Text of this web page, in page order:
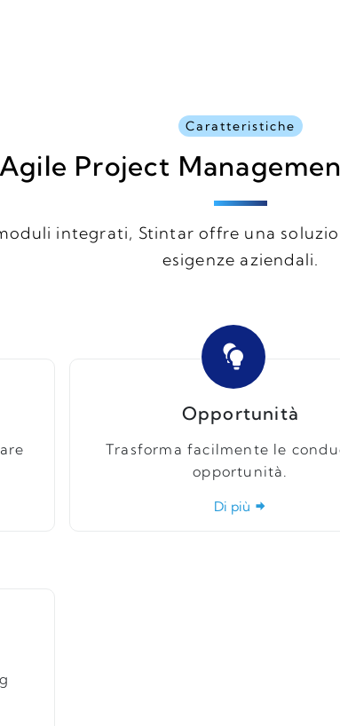
Caratteristiche
Agile Project
integrati, Stintar offre una
esigenze aziendali.
Opportunità
Trasforma facilmente le
opportunità.
Di più